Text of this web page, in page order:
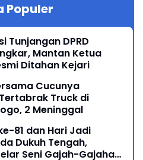
Populer
Tunjangan DPRD
Mantan Ketua
Ditahan Kejari
Cucunya
Truck di
2 Meninggal
81 dan Hari Jadi
Dukuh Tengah,
Seni Gajah-Gajahan,